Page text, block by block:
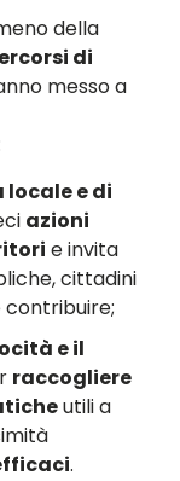
della
di
messo a
locale e di
azioni
e invita
cittadini
e il
raccogliere
utili a
.